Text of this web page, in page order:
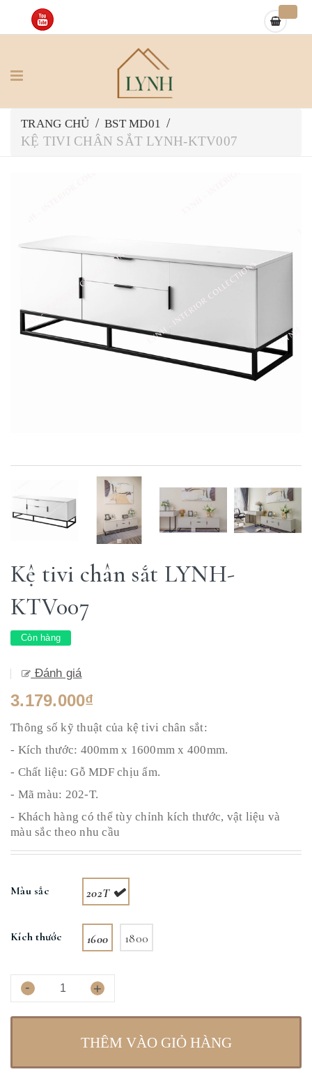
TRANG CHỦ / BST MD01 /
KỆ TIVI CHÂN SẮT LYNH-KTV007
Kệ tivi chân sắt LYNH-
KTV007
Còn hàng
Đánh giá
3.179.000₫
Thông số kỹ thuật của kệ tivi chân sắt:
- Kích thước: 400mm x 1600mm x 400mm.
- Chất liệu: Gỗ MDF chịu ẩm.
- Mã màu: 202-T.
- Khách hàng có thể tùy chỉnh kích thước, vật liệu và
màu sắc theo nhu cầu
Màu sắc 202T
Kích thước 1600 1800
- +
THÊM VÀO GIỎ HÀNG